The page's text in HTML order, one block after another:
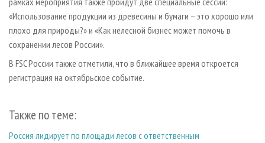
«Использование продукции из древесины и бумаги – это хорошо или
плохо для природы?» и «Как нелесной бизнес может помочь в
сохранении лесов России».
В FSC России также отметили, что в ближайшее время откроется
регистрация на октябрьское событие.
Также по теме:
Россия лидирует по площади лесов с ответственным